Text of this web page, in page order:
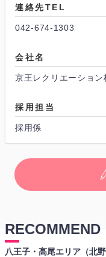
連絡先TEL
042-674-1303
会社名
京王レクリエーション
採用担当
採用係
RECOMMEND
八王子・高尾エリア（北